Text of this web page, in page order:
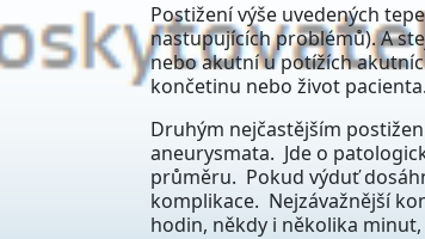
Postižení výše uvedených
nastupujících problémů). A
nebo akutní u potížích
končetinu nebo život pacienta.
Druhým nejčastějším
aneurysmata. Jde o
průměru. Pokud výduť
komplikace. Nejzávažnější
hodin, někdy i několika